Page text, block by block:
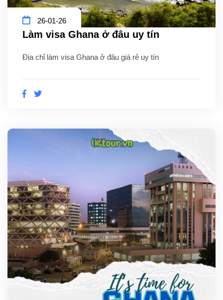
26-01-26
Làm visa Ghana ở đâu uy tín
Địa chỉ làm visa Ghana ở đâu giá rẻ uy tín